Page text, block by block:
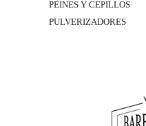
PEINES Y CEPILLOS
PULVERIZADORES